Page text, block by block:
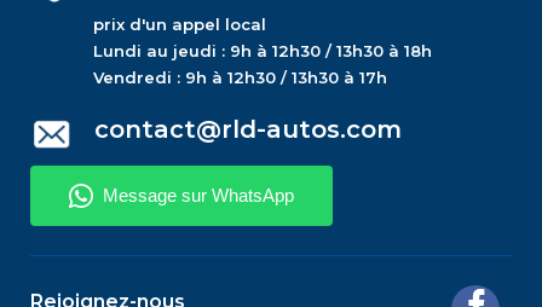
prix d'un appel local
Lundi au jeudi : 9h à 12h30 / 13h30 à 18h
Vendredi : 9h à 12h30 / 13h30 à 17h
contact@rld-autos.com
Rejoignez-nous